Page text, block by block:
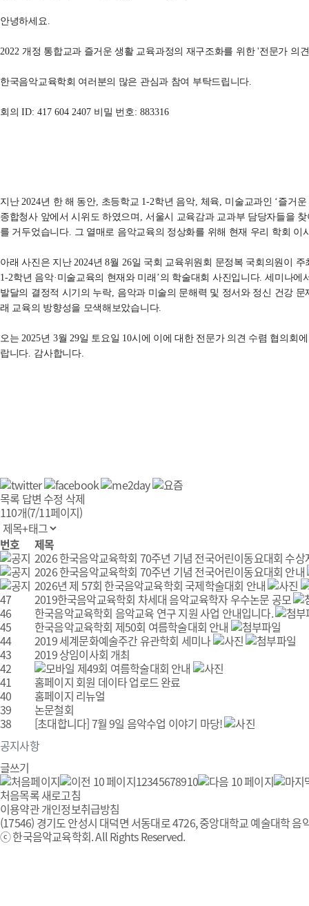
안녕하세요.
2022 개정 통합교과 즐거운 생활 교육과정의 재구조화를 위한 '전문가 의
한국음악교육학회 여러분의 많은 관심과 참여 부탁드립니다.
회의ID: 417 604 2407 비밀 번호: 883316
지난2024년 한 해 동안, 초등학교 1-2학년 음악, 체육, 미술교과인 ‘즐거운
종합청사 앞에서 시위도 하였으며 , 서울시 교육감과 교과부 담당자들을
를 거두었습니다. 그 열매로 음악교육의 정상화를 위해 현재 우리 학회
아래 사진은 지난 2024년8월 26일 국회 교육위원회 문정복 국회의원이 주
1-2학년 음악· 미술교육의 현재와 미래 ’의 학술대회 사진입니다.세미나에
발달의 결정적 시기의 누락, 음악과 미술의 문해력 및 정서와 정신 건강
래 교육의 방향성을 모색해보았습니다.
오는2025년 3월 29일 토요일 10시에 이에 대한 전문가 의견 수렴 협의회
랍니다. 감사합니다.
목록 답변 수정 삭제
110개(7/11페이지)
공지사항
번호
제목
2026 한국음악교육학회 70주년 기념 전국어린이동요대회 수상
2026 한국음악교육학회 70주년 기념 전국어린이동요대회 안내
2026년 제 57회 한국음악교육학회 국제학술대회 안내
47
2019한국음악교육학회 차세대 음악교육학자 우수논문 공모
46
한국음악교육학회 음악교육 연구 지원 사업 안내입니다.
45
한국음악교육학회 제50회 여름학술대회 안내
44
2019 세계문화예술주간 유관학회 세미나
43
2019 상임이사회 개최
42
제49회 여름학술대회 안내
41
홈페이지 회원 데이타 업로드 완료
40
홈페이지 리뉴얼
39
논문철회
38
[초대합니다] 7월 9일 음악수업 이야기 마당!
글쓰기
12345678910
처음목록새로고침
이용약관개인정보취급방침
(17546) 경기도 안성시 대덕면 서동대로 4726, 중앙대학교 예술대학 음
ⓒ 한국음악교육학회. All Rights Reserved.